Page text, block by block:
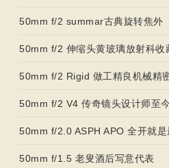
50mm f/2 summar古典旋转焦外
50mm f/2 伸缩头黄玻璃放射科收
50mm f/2 Rigid 做工精良机械精
50mm f/2 V4 传奇镜头设计师至
50mm f/2.0 ASPH APO 全开就是
50mm f/1.5 老叟酒后写意代表